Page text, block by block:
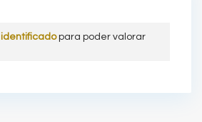
identificadopara poder valorar